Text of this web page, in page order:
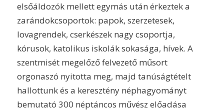
elsőáldozók mellett egymás után érkeztek a
zarándokcsoportok: papok, szerzetesek,
lovagrendek, cserkészek nagy csoportja,
kórusok, katolikus iskolák sokasága, hívek. A
szentmisét megelőző felvezető műsort
orgonaszó nyitotta meg, majd tanúságtételt
hallottunk és a keresztény néphagyományt
bemutató 300 néptáncos művész előadása